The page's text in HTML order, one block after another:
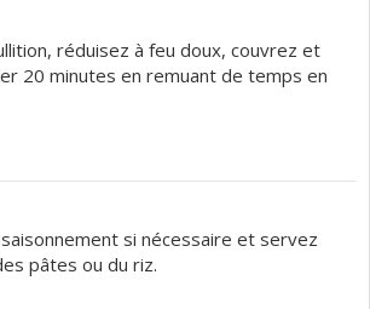
réduisez à feu doux, couvrez et
20 minutes en remuant de temps en
si nécessaire et servez
pâtes ou du riz.